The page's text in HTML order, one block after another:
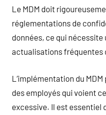
Le MDM doit
réglementations de
données, ce qui
actualisations fréquentes
L’implémentation du
des employés qui voient
excessive. Il est essentiel